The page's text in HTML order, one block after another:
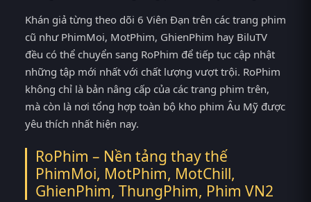
Khán giả từng theo dõi 6 Viên Đạn trên các trang phim
cũ như PhimMoi, MotPhim, GhienPhim hay BiluTV
đều có thể chuyển sang RoPhim để tiếp tục cập nhật
những tập mới nhất với chất lượng vượt trội. RoPhim
không chỉ là bản nâng cấp của các trang phim trên,
mà còn là nơi tổng hợp toàn bộ kho phim Âu Mỹ được
yêu thích nhất hiện nay.
RoPhim – Nền tảng thay thế
PhimMoi, MotPhim, MotChill,
GhienPhim, ThungPhim, Phim VN2